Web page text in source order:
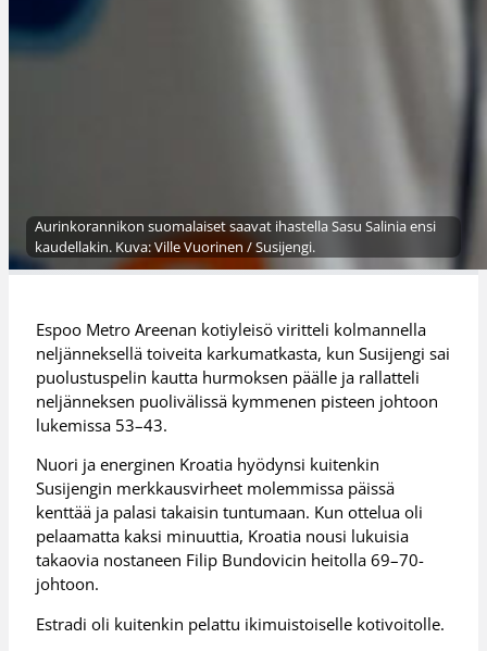
Aurinkorannikon suomalaiset saavat ihastella Sasu Salinia ensi
kaudellakin. Kuva: Ville Vuorinen / Susijengi.
Espoo Metro Areenan kotiyleisö viritteli kolmannella
neljänneksellä toiveita karkumatkasta, kun Susijengi sai
puolustuspelin kautta hurmoksen päälle ja rallatteli
neljänneksen puolivälissä kymmenen pisteen johtoon
lukemissa 53–43.
Nuori ja energinen Kroatia hyödynsi kuitenkin
Susijengin merkkausvirheet molemmissa päissä
kenttää ja palasi takaisin tuntumaan. Kun ottelua oli
pelaamatta kaksi minuuttia, Kroatia nousi lukuisia
takaovia nostaneen Filip Bundovicin heitolla 69–70-
johtoon.
Estradi oli kuitenkin pelattu ikimuistoiselle kotivoitolle.